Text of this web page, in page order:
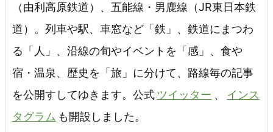
（由利高原鉄道）、五能線・男鹿線（JR東日本鉄
道）。列車や駅、車窓など「鉄」、鉄道にまつわ
る「人」、沿線の旬やイベントを「感」、食や
宿・温泉、歴史を「旅」に分けて、路線毎の記事
を公開すしてゆきます。公式 ツイッター 、
インス
タグラム も開設しました。